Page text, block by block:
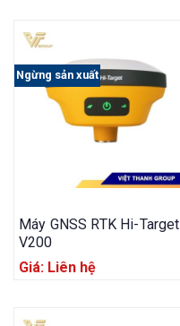
Ngừng sản xuất
Máy GNSS RTK Hi-Target
V200
Giá: Liên hệ